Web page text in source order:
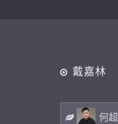
戴嘉林
何超